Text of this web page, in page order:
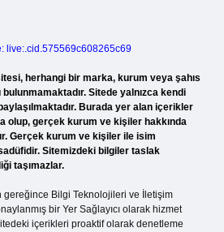
live:.cid.575569c608265c69
herhangi bir marka, kurum veya şahıs
Sitede yalnızca kendi
paylaşılmaktadır. Burada yer alan içerikler
olup, gerçek kurum ve kişiler hakkında
Gerçek kurum ve kişiler ile isim
Sitemizdeki bilgiler taslak
taşımazlar.
gereğince Bilgi Teknolojileri ve İletişim
bir Yer Sağlayıcı olarak hizmet
içerikleri proaktif olarak denetleme